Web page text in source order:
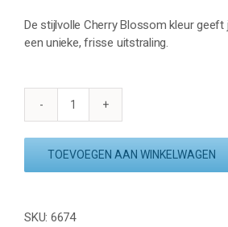
De stijlvolle Cherry Blossom kleur
een unieke, frisse uitstraling.
VICTOR
68
-
TOEVOEGEN AAN WINKELWAGEN
SKU: 6674